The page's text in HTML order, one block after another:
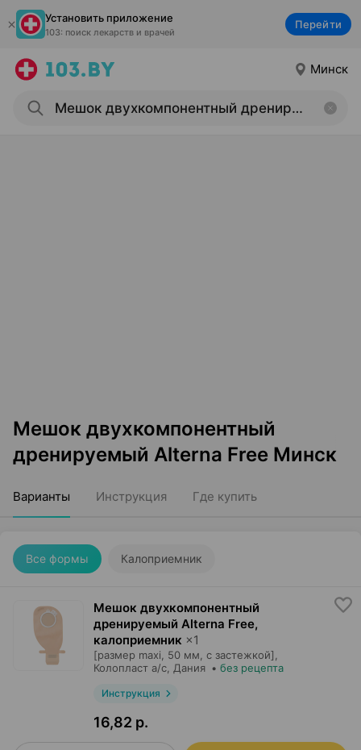
Установить приложение
103: поиск лекарств и врачей
Перейти
Минск
Мешок двухкомпонентный
дренируемый Alterna Free Минск
Варианты Инструкция Где купить
Все формы Калоприемник
Мешок двухкомпонентный
дренируемый Alterna Free,
калоприемник ×1
[размер maxi, 50 мм, с застежкой],
Колопласт а/с , Дания • без рецепта
Инструкция
16,82 р.